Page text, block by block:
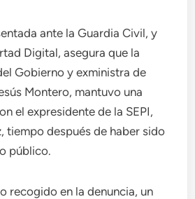
ante la Guardia Civil, y
Digital, asegura que la
Gobierno y exministra de
Montero, mantuvo una
el expresidente de la SEPI,
tiempo después de haber sido
público.
recogido en la denuncia, un